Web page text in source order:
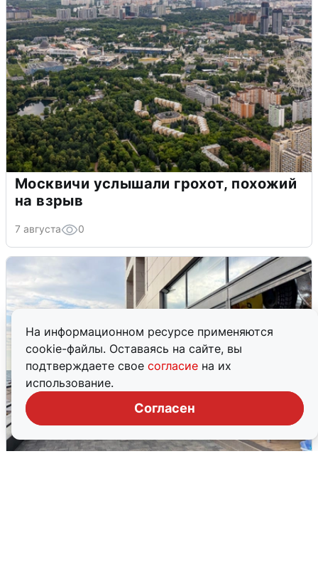
На информационном ресурсе применяются
cookie-файлы. Оставаясь на сайте, вы
подтверждаете свое согласие на их
использование.
Согласен
Москвичи услышали грохот, похожий
на взрыв
7 августа 0